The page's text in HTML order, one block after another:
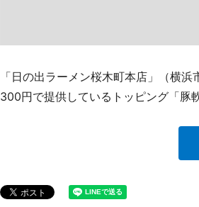
「日の出ラーメン桜木町本店」（横
300円で提供しているトッピング「豚